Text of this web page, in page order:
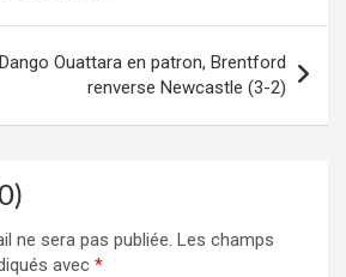
Ouattara en patron, Brentford
renverse Newcastle (3-2)
ne sera pas publiée. Les champs
avec *